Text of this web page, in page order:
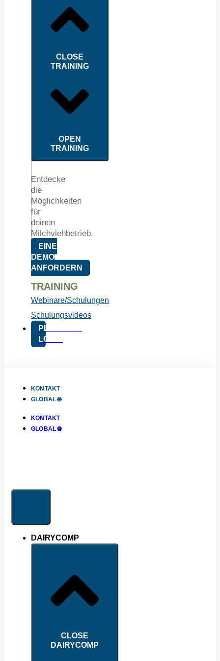
CLOSE
TRAINING
OPEN
TRAINING
Entdecke
die
Möglichkeiten
für
deinen
Milchviehbetrieb.
EINE
DEMO
ANFORDERN
TRAINING
Webinare/Schulungen
Schulungsvideos
PLATFORM
LOGIN
KONTAKT
GLOBAL 🌐
KONTAKT
GLOBAL 🌐
DAIRYCOMP
CLOSE
DAIRYCOMP